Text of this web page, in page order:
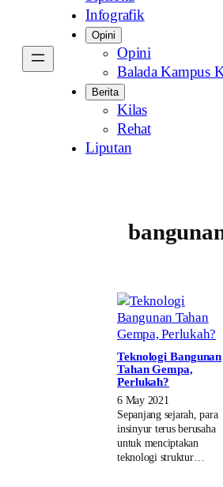
Infografik
Opini
Opini
Balada Kampus
Berita
Kilas
Rehat
Liputan
Teknologi Bangunan
Tahan Gempa,
Perlukah?
6 May 2021
Sepanjang sejarah, para
insinyur terus berusaha
untuk menciptakan
teknologi struktur…